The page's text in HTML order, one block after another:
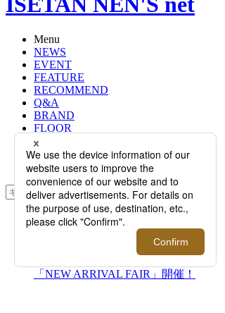
Menu
NEWS
EVENT
FEATURE
RECOMMEND
Q&A
BRAND
FLOOR
RANKING
ONLINE STORE
SERVICE
検索
TOP
＜コルネリアーニ＞｜1950年代のレ
トロなムードが漂う、2021年春夏
「NEW ARRIVAL FAIR」開催！